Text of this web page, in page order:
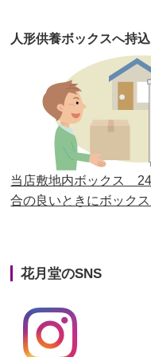
第27回人形供養祭
第26回人形供養祭
第25回人形供養祭
第24回人形供養祭
第23回人形供養祭
第22回人形供養祭
第20回人形供養祭
第19回人形供養祭
第18回人形供養祭
人形供養ボックスへ持込
当店敷地内ボックス
合の良いときにボックス
花月堂のSNS